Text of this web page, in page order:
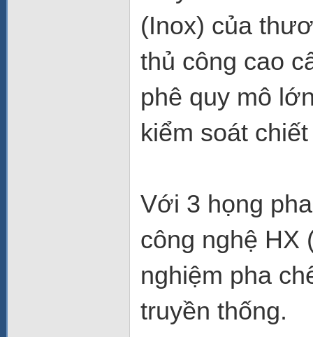
(Inox) của
thủ công cao
phê quy mô
kiểm soát
Với 3 họng
công nghệ HX
nghiệm pha
truyền thống.